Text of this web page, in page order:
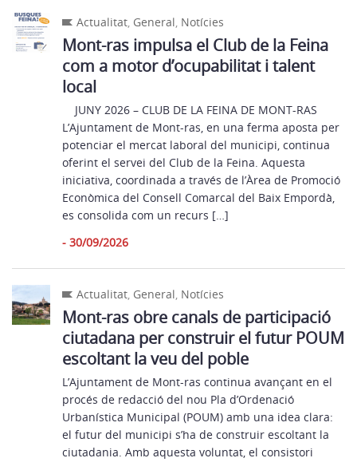
Actualitat, General, Notícies
Mont-ras impulsa el Club de la Feina
com a motor d’ocupabilitat i talent
local
JUNY 2026 – CLUB DE LA FEINA DE MONT-RAS
L’Ajuntament de Mont-ras, en una ferma aposta per
potenciar el mercat laboral del municipi, continua
oferint el servei del Club de la Feina. Aquesta
iniciativa, coordinada a través de l’Àrea de Promoció
Econòmica del Consell Comarcal del Baix Empordà,
es consolida com un recurs […]
- 30/09/2026
Actualitat, General, Notícies
Mont-ras obre canals de participació
ciutadana per construir el futur POUM
escoltant la veu del poble
L’Ajuntament de Mont-ras continua avançant en el
procés de redacció del nou Pla d’Ordenació
Urbanística Municipal (POUM) amb una idea clara:
el futur del municipi s’ha de construir escoltant la
ciutadania. Amb aquesta voluntat, el consistori